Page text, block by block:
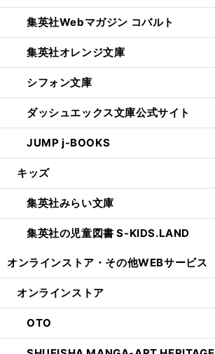
集英社Webマガジン コバルト
集英社オレンジ文庫
シフォン文庫
ダッシュエックス文庫公式サイト
JUMP j-BOOKS
キッズ
集英社みらい文庫
集英社の児童図書 S-KIDS.LAND
オンラインストア・ その他WEBサービス
オンラインストア
OTO